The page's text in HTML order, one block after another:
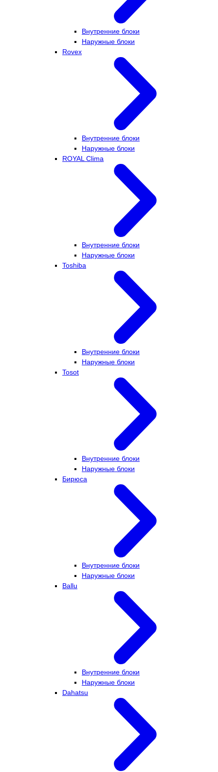
Внутренние блоки
Наружные блоки
Rovex
Внутренние блоки
Наружные блоки
ROYAL Clima
Внутренние блоки
Наружные блоки
Toshiba
Внутренние блоки
Наружные блоки
Tosot
Внутренние блоки
Наружные блоки
Бирюса
Внутренние блоки
Наружные блоки
Ballu
Внутренние блоки
Наружные блоки
Dahatsu